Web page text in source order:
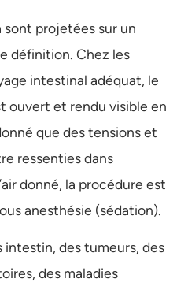
sont projetées sur un
définition. Chez les
intestinal adéquat, le
ouvert et rendu visible en
que des tensions et
ressenties dans
donné, la procédure est
anesthésie (sédation).
intestin, des tumeurs, des
des maladies